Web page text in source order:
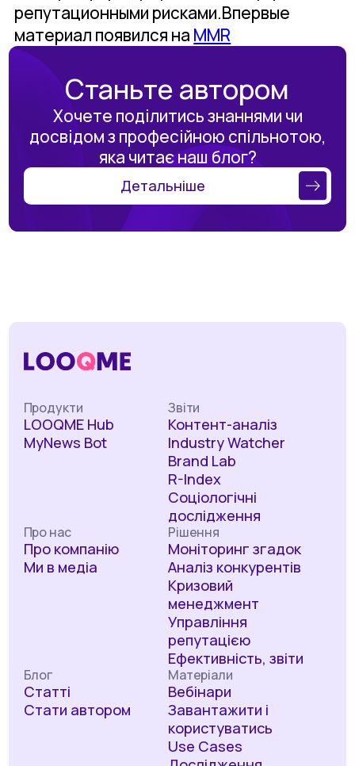
репутационными рисками.Впервые
материал появился на MMR
Станьте автором
Хочете поділитись знаннями чи
досвідом з професійною спільнотою,
яка читає наш блог?
Детальніше
Продукти
LOOQME Hub
MyNews Bot
Звіти
Контент-аналіз
Industry Watcher
Brand Lab
R-Index
Соціологічні
дослідження
Рішення
Моніторинг згадок
Аналіз конкурентів
Кризовий
менеджмент
Управління
репутацією
Ефективність, звіти
Про нас
Про компанію
Ми в медіа
Матеріали
Вебінари
Завантажити і
користуватись
Use Cases
Блог
Статті
Стати автором